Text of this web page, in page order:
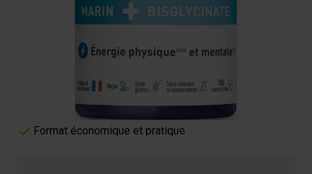
Plus d'énergie physique et mentale
€25.90
Soutien du Système Nerveux et Musculaire
Haute Biodisponibilité et Absorption
Format économique et pratique